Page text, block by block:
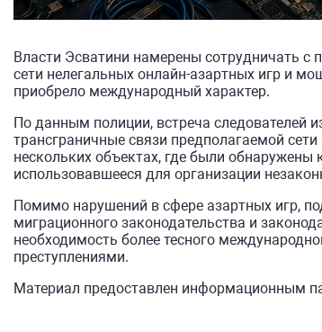
Власти Эсватини намерены сотрудничать
сети нелегальных онлайн-азартных игр и
приобрело международный характер.
По данным полиции, встреча следователей
трансграничные связи предполагаемой
нескольких объектах, где были
использовавшееся для организации
Помимо нарушений в сфере азартных игр,
миграционного законодательства и
необходимость более тесного
преступлениями.
Материал предоставлен информационным